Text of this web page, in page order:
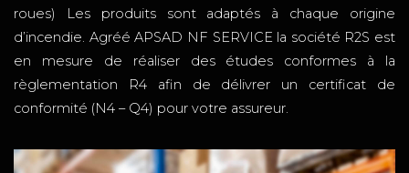
roues) Les produits sont adaptés à chaque origine
d’incendie. Agréé APSAD NF SERVICE la société R2S est
en mesure de réaliser des études conformes à la
règlementation R4 afin de délivrer un certificat de
conformité (N4 – Q4) pour votre assureur.